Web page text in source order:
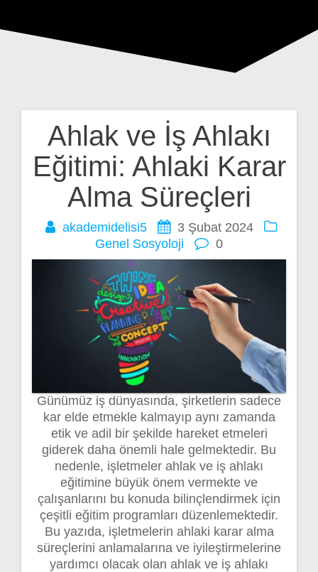
Ahlak ve İş Ahlakı
Eğitimi: Ahlaki Karar
Alma Süreçleri
akademidelisi5
3 Şubat 2024
Genel Sosyoloji 0
Günümüz iş dünyasında, şirketlerin sadece
kar elde etmekle kalmayıp aynı zamanda
etik ve adil bir şekilde hareket etmeleri
giderek daha önemli hale gelmektedir. Bu
nedenle, işletmeler ahlak ve iş ahlakı
eğitimine büyük önem vermekte ve
çalışanlarını bu konuda bilinçlendirmek için
çeşitli eğitim programları düzenlemektedir.
Bu yazıda, işletmelerin ahlaki karar alma
süreçlerini anlamalarına ve iyileştirmelerine
yardımcı olacak olan ahlak ve iş ahlakı
Yazı
gezinmesi